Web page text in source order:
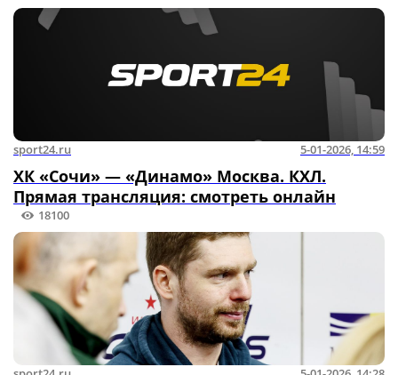
sport24.ru 5-01-2026, 14:59
ХК «Сочи» — «Динамо» Москва. КХЛ.
Прямая трансляция: смотреть онлайн
18100